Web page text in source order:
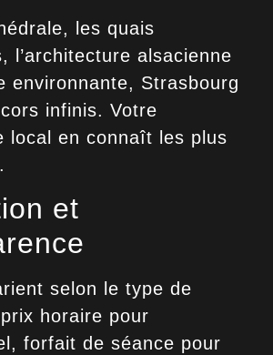
les quais
l’architecture alsacienne
environnante, Strasbourg
infinis. Votre
local en connaît les plus
et
selon le type de
horaire pour
forfait de séance pour